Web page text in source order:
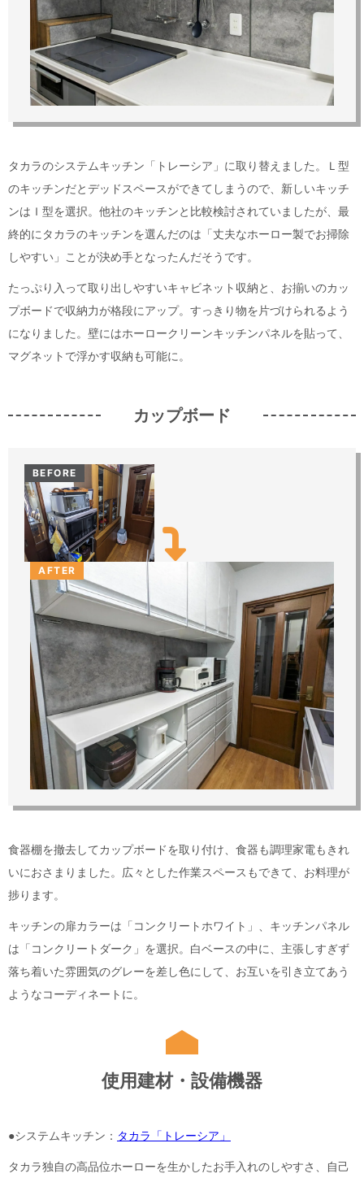
タカラのシステムキッチン「トレーシア」に取り替えました。Ｌ型
のキッチンだとデッドスペースができてしまうので、新しいキッチ
ンはＩ型を選択。他社のキッチンと比較検討されていましたが、最
終的にタカラのキッチンを選んだのは「丈夫なホーロー製でお掃除
しやすい」ことが決め手となったんだそうです。
たっぷり入って取り出しやすいキャビネット収納と、お揃いのカッ
プボードで収納力が格段にアップ。すっきり物を片づけられるよう
になりました。壁にはホーロークリーンキッチンパネルを貼って、
マグネットで浮かす収納も可能に。
カップボード
BEFORE
AFTER
食器棚を撤去してカップボードを取り付け、食器も調理家電もきれ
いにおさまりました。広々とした作業スペースもできて、お料理が
捗ります。
キッチンの扉カラーは「コンクリートホワイト」、キッチンパネル
は「コンクリートダーク」を選択。白ベースの中に、主張しすぎず
落ち着いた雰囲気のグレーを差し色にして、お互いを引き立てあう
ようなコーディネートに。
使用建材・設備機器
●システムキッチン： タカラ「トレーシア」
タカラ独自の高品位ホーローを生かしたお手入れのしやすさ、自己